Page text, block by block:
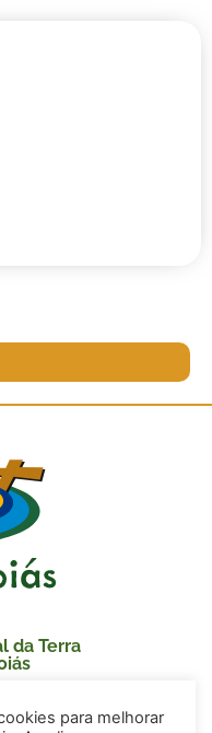
da Terra
para melhorar